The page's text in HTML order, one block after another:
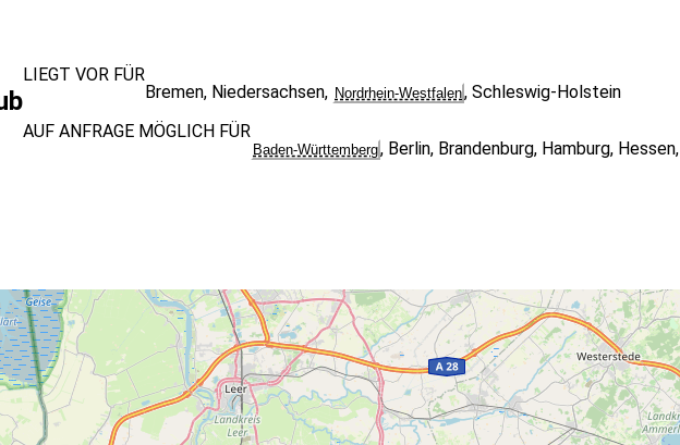
LIEGT VOR FÜR
Bremen, Niedersachsen, Nordrhein-Westfalen, Schleswig-Holstein
AUF ANFRAGE MÖGLICH FÜR
Baden-Württemberg, Berlin, Brandenburg, Hamburg, Hessen,